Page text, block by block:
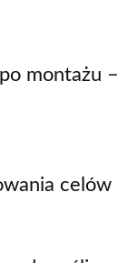
montażu –
celów